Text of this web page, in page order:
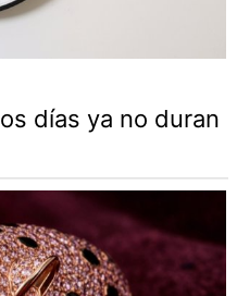
días ya no duran